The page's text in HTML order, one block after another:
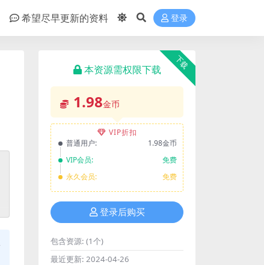
希望尽早更新的资料 登录
下载
本资源需权限下载
1.98金币
VIP折扣
普通用户:
1.98金币
VIP会员:
免费
永久会员:
免费
登录后购买
包含资源: (1个)
最近更新: 2024-04-26